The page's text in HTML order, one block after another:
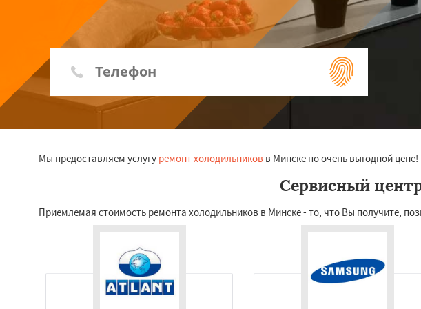
Мы предоставляем услугу ремонт холодильников в Минске по очень выгодной
Сервисный
Приемлемая стоимость ремонта холодильников в Минске - то, что Вы получите,